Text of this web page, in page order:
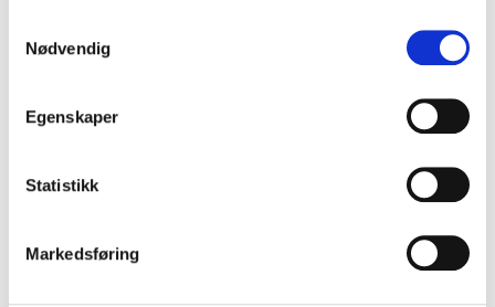
Nødvendig
Egenskaper
Statistikk
Markedsføring